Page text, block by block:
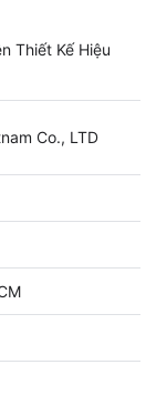
Thiết Kế Hiệu
Co., LTD